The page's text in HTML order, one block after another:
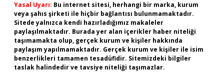
Yasal Uyarı: Bu internet sitesi, herhangi bir marka, kurum
veya şahıs şirketi ile hiçbir bağlantısı bulunmamaktadır.
Sitede yalnızca kendi hazırladığımız makaleler
paylaşılmaktadır. Burada yer alan içerikler haber niteliği
taşımamakta olup, gerçek kurum ve kişiler hakkında
paylaşım yapılmamaktadır. Gerçek kurum ve kişiler ile isim
benzerlikleri tamamen tesadüfidir. Sitemizdeki bilgiler
taslak halindedir ve tavsiye niteliği taşımazlar.